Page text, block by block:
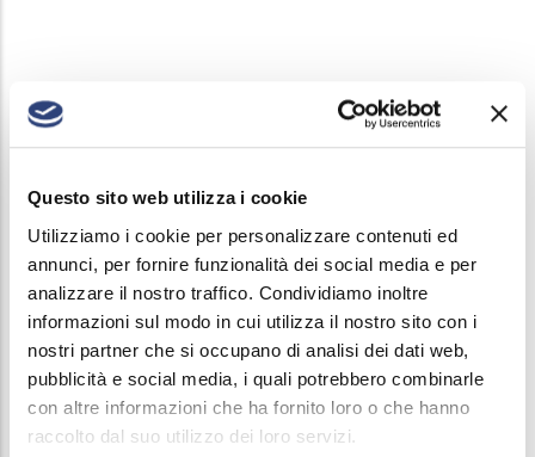
Questo sito web utilizza i cookie
Utilizziamo i cookie per personalizzare contenuti ed
annunci, per fornire funzionalità dei social media e per
analizzare il nostro traffico. Condividiamo inoltre
informazioni sul modo in cui utilizza il nostro sito con i
nostri partner che si occupano di analisi dei dati web,
pubblicità e social media, i quali potrebbero combinarle
con altre informazioni che ha fornito loro o che hanno
raccolto dal suo utilizzo dei loro servizi.
DESENZANO DEL GARDA
In data 05 marzo 2025 dalle ore 08:00 alle ore 11:00
e dalle ore 14:00 alle ore 17:00 verrà sospeso il
servizio di erogazione acqua nelle vie: Via
Michelangelo, Via Allende e limitrofe.
La chiusura si rende necessaria per consentire
lavori di straordinaria manutenzione del pubblico
acquedotto.